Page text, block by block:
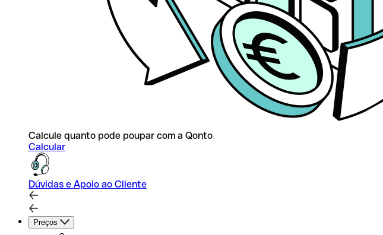
Calcule quanto pode poupar com a Qonto
Calcular
Dúvidas e Apoio ao Cliente
Preços